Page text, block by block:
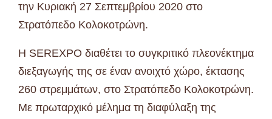
την Κυριακή 27 Σεπτεμβρίου 2020 στο
Στρατόπεδο Κολοκοτρώνη.
Η SEREXPO διαθέτει το συγκριτικό πλεονέκτημα
διεξαγωγής της σε έναν ανοιχτό χώρο, έκτασης
260 στρεμμάτων, στο Στρατόπεδο Κολοκοτρώνη.
Με πρωταρχικό μέλημα τη διαφύλαξη της